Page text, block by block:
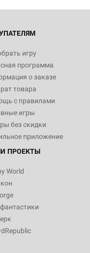
игру
программа
о заказе
товара
с правилами
игры
без скидки
приложение
ПРОЕКТЫ
World